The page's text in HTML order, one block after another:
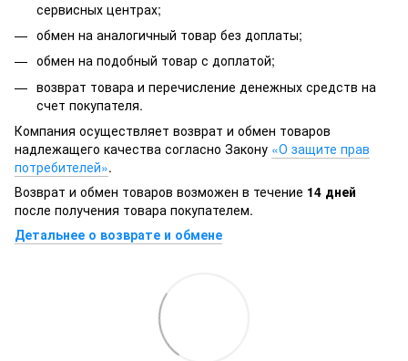
сервисных центрах;
обмен на аналогичный товар без доплаты;
обмен на подобный товар с доплатой;
возврат товара и перечисление денежных средств на
счет покупателя.
Компания осуществляет возврат и обмен товаров
надлежащего качества согласно Закону «О защите прав
потребителей».
Возврат и обмен товаров возможен в течение 14 дней
после получения товара покупателем.
Детальнее о возврате и обмене